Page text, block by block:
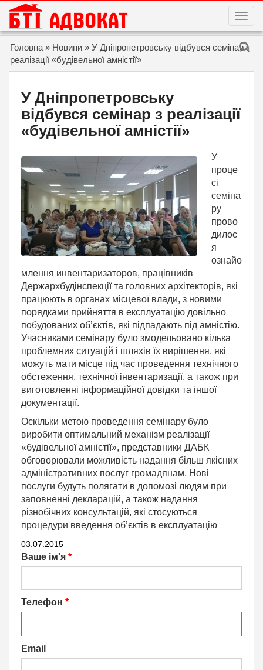
T
G
G
L
A
Головна » Новини » У Дніпропетровську відбувся семінар з
реалізації «будівельної амністії»
У Дніпропетровську
відбувся семінар з реалізації
«будівельної амністії»
У
проце
сі
семіна
ру
прово
дилос
я
ознайо
млення инвентаризаторов, працівників
Держархбудінспекції та головних архітекторів, які
працюють в органах місцевої влади, з новими
порядками прийняття в експлуатацію довільно
побудованих об’єктів, які підпадають під амністію.
Учасниками семінару було змодельовано кілька
проблемних ситуацій і шляхів їх вирішення, які
можуть мати місце під час проведення технічного
обстеження, технічної інвентаризації, а також при
виготовленні інформаційної довідки та іншої
документації.
Оскільки метою проведення семінару було
виробити оптимальний механізм реалізації
«будівельної амністії», представники ДАБК
обговорювали можливість надання більш якісних
адміністративних послуг громадянам. Нові
послуги будуть полягати в допомозі людям при
заповненні декларацій, а також надання
різнобічних консультацій, які стосуються
процедури введення об’єктів в експлуатацію
03.07.2015
Ваше ім'я *
Телефон *
Email